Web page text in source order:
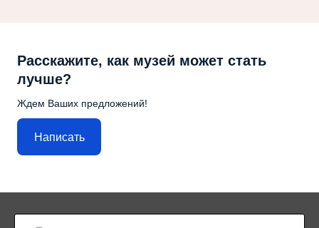
Расскажите, как музей может стать
лучше?
Ждем Ваших предложений!
Написать